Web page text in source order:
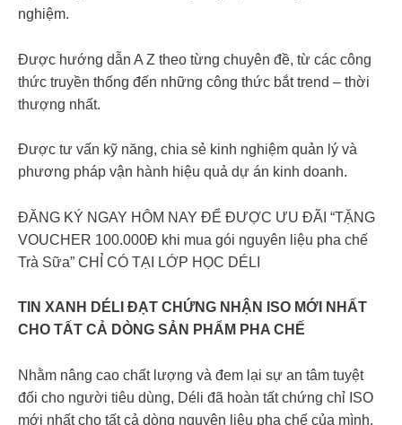
nghiệm.
Được hướng dẫn A Z theo từng chuyên đề, từ các công
thức truyền thống đến những công thức bắt trend – thời
thượng nhất.
Được tư vấn kỹ năng, chia sẻ kinh nghiệm quản lý và
phương pháp vận hành hiệu quả dự án kinh doanh.
ĐĂNG KÝ NGAY HÔM NAY ĐỂ ĐƯỢC ƯU ĐÃI “TẶNG
VOUCHER 100.000Đ khi mua gói nguyên liệu pha chế
Trà Sữa” CHỈ CÓ TẠI LỚP HỌC DÉLI
TIN XANH DÉLI ĐẠT CHỨNG NHẬN ISO MỚI NHẤT
CHO TẤT CẢ DÒNG SẢN PHẨM PHA CHẾ
Nhằm nâng cao chất lượng và đem lại sự an tâm tuyệt
đối cho người tiêu dùng, Déli đã hoàn tất chứng chỉ ISO
mới nhất cho tất cả dòng nguyên liệu pha chế của mình.